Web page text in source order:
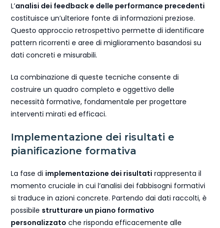
L’analisi dei feedback e delle performance precedenti
costituisce un’ulteriore fonte di informazioni preziose.
Questo approccio retrospettivo permette di identificare
pattern ricorrenti e aree di miglioramento basandosi su
dati concreti e misurabili.
La combinazione di queste tecniche consente di
costruire un quadro completo e oggettivo delle
necessità formative, fondamentale per progettare
interventi mirati ed efficaci.
Implementazione dei risultati e
pianificazione formativa
La fase di implementazione dei risultati rappresenta il
momento cruciale in cui l’analisi dei fabbisogni formativi
si traduce in azioni concrete. Partendo dai dati raccolti, è
possibile strutturare un piano formativo
personalizzato che risponda efficacemente alle